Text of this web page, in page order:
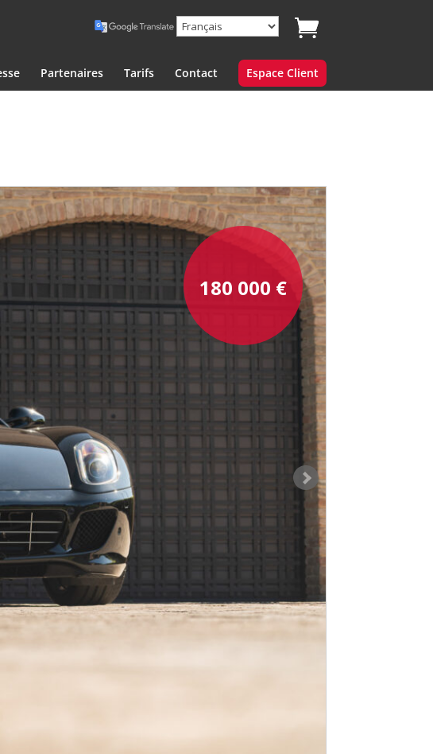
Partenaires Tarifs Contact Espace Client
180 000 €